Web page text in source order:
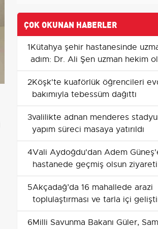
ÇOK OKUNAN HABERLER
1Kütahya şehir hastanesinde
adım: Dr. Ali Şen uzman hekim
2Köşk'te kuaförlük öğrencileri
bakımıyla tebessüm dağıttı
3valilikte adnan menderes
yapım süreci masaya yatırıldı
4Vali Aydoğdu'dan Adem
hastanede geçmiş olsun ziyareti
5Akçadağ’da 16 mahallede arazi
toplulaştırması ve tarla içi
başlıyor
6Milli Savunma Bakanı Güler,